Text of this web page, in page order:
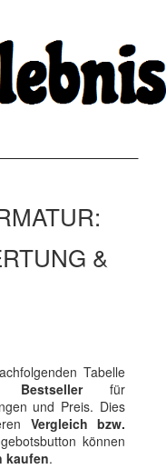
&
Tabelle
für
und Preis. Dies
Vergleich bzw.
können
kaufen.